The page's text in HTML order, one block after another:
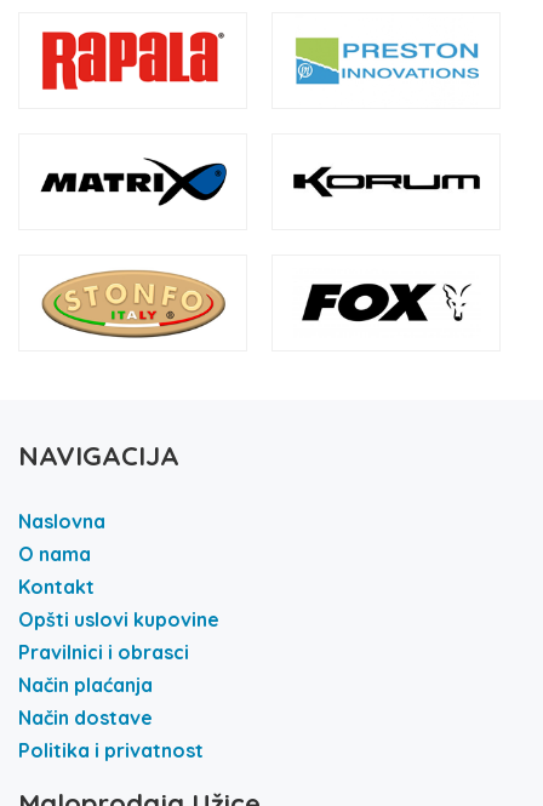
NAVIGACIJA
Naslovna
O nama
Kontakt
Opšti uslovi kupovine
Pravilnici i obrasci
Način plaćanja
Način dostave
Politika i privatnost